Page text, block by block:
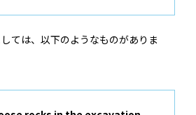
ては、以下のようなものがありま